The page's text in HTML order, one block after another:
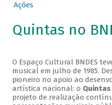
Ações
Quintas no
O Espaço Cultural BNDES
musical em julho de 1985.
pioneiro no apoio ao
artística nacional: o Quintas
projeto de realização